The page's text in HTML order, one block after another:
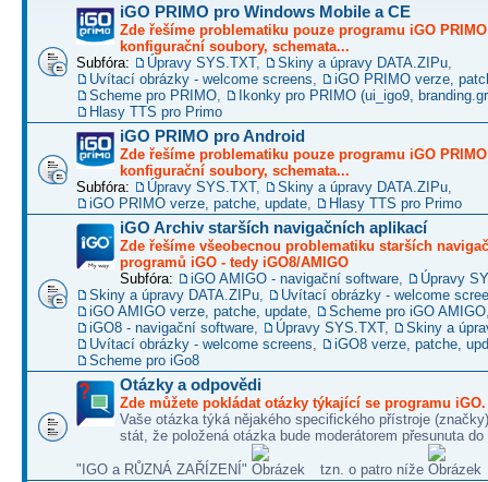
iGO PRIMO pro Windows Mobile a CE
Zde řešíme problematiku pouze programu iGO
konfigurační soubory, schemata...
Subfóra:
Úpravy SYS.TXT, Skiny a úpravy DATA.ZIPu
Uvítací obrázky - welcome screens
iGO PRIMO verze,
Scheme pro PRIMO
Ikonky pro PRIMO (ui_igo9,
Hlasy TTS pro Primo
iGO PRIMO pro Android
Zde řešíme problematiku pouze programu iGO
konfigurační soubory, schemata...
Subfóra:
Úpravy SYS.TXT, Skiny a úpravy DATA.ZIPu
iGO PRIMO verze, patche, update
Hlasy TTS pro Primo
iGO Archiv starších navigačních aplikací
Zde řešíme všeobecnou problematiku starších
programů iGO - tedy iGO8/AMIGO
Subfóra:
iGO AMIGO - navigační software
Úpravy
Skiny a úpravy DATA.ZIPu
Uvítací obrázky - welcome
iGO AMIGO verze, patche, update
Scheme pro iGO AMIGO
iGO8 - navigační software
Úpravy SYS.TXT,
Skiny a
Uvítací obrázky - welcome screens
iGO8 verze, patche,
Scheme pro iGo8
Otázky a odpovědi
Zde můžete pokládat otázky týkající se programu iGO.
Vaše otázka týká nějakého specifického přístroje
stát, že položená otázka bude moderátorem přesunuta do
"IGO a RŮZNÁ ZAŘÍZENÍ" tzn. o patro níže